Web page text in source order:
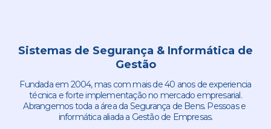
Sistemas de Segurança & Informática de
Gestão
Fundada em 2004, mas com mais de 40 anos de experiencia
técnica e forte implementação no mercado empresarial.
Abrangemos toda a área da Segurança de Bens. Pessoas e
informática aliada a Gestão de Empresas.